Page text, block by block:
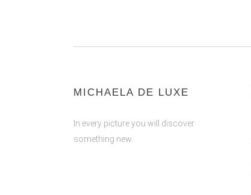
MICHAELA DE LUXE
In every picture you will discover
something new.